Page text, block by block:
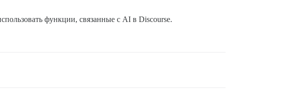
функции, связанные с AI в Discourse.